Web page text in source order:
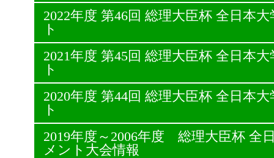
2022年度 第46回 総理大臣杯 全日本
ト
2021年度 第45回 総理大臣杯 全日本
ト
2020年度 第44回 総理大臣杯 全日本
ト
2019年度～2006年度 総理大臣杯 全
メント大会情報